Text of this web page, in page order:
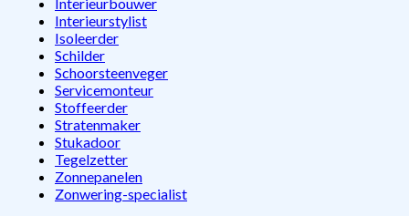
Interieurstylist
Isoleerder
Schilder
Schoorsteenveger
Servicemonteur
Stoffeerder
Stratenmaker
Stukadoor
Tegelzetter
Zonnepanelen
Zonwering-specialist